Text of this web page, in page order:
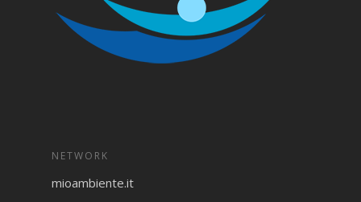
NETWORK
mioambiente.it